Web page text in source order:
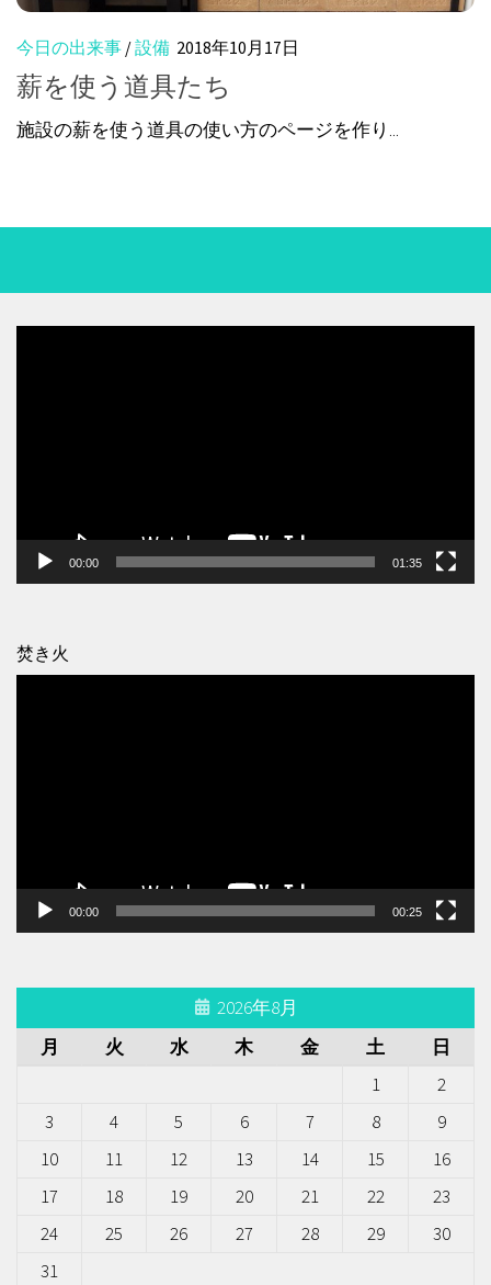
今日の出来事 /設備 2018年10月17日
薪を使う道具たち
施設の薪を使う道具の使い方のページを作り...
00:00 01:35
焚き火
00:00 00:25
2026年8月
月
火 水 木 金 土 日
1
2
3
4 5 6 7 8
9
10
11 12 13 14 15
16
17
18 19 20 21 22
23
24
25 26 27 28 29
30
31